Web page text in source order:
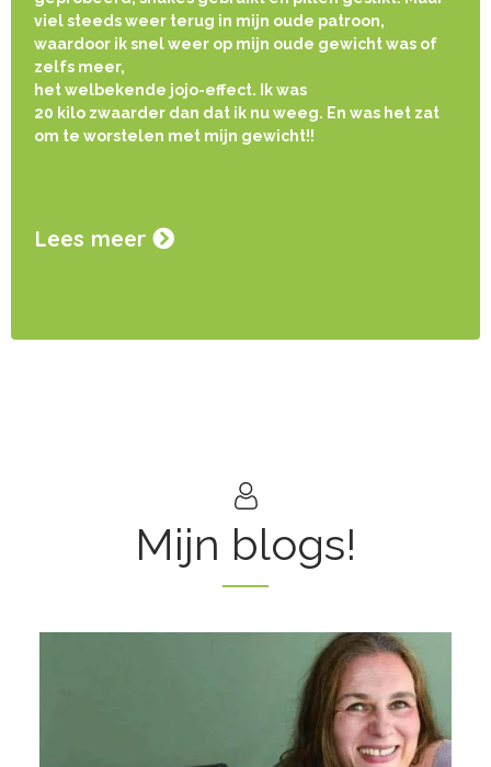
viel steeds weer terug in mijn oude patroon,
waardoor ik snel weer op mijn oude gewicht was of
zelfs meer,
het welbekende jojo-effect. Ik was
20 kilo zwaarder dan dat ik nu weeg. En was het zat
om te worstelen met mijn gewicht!!
Lees meer
Mijn blogs!